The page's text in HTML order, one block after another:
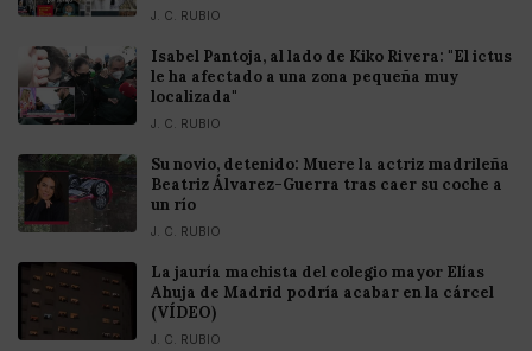
J. C. RUBIO
Isabel Pantoja, al lado de Kiko Rivera: "El ictus
le ha afectado a una zona pequeña muy
localizada"
J. C. RUBIO
Su novio, detenido: Muere la actriz madrileña
Beatriz Álvarez-Guerra tras caer su coche a
un río
J. C. RUBIO
La jauría machista del colegio mayor Elías
Ahuja de Madrid podría acabar en la cárcel
(VÍDEO)
J. C. RUBIO